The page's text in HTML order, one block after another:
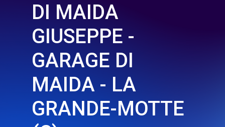
DI MAIDA
GIUSEPPE -
GARAGE DI
MAIDA - LA
GRANDE-MOTTE